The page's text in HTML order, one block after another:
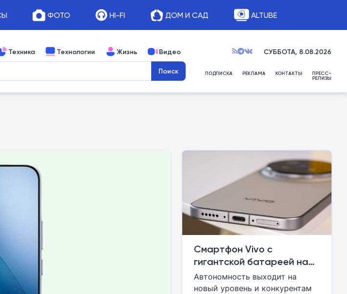
ФОТО HI-FI ДОМ И САД ALTUBE
Техника Технологии Жизнь Видео СУББОТА, 8.08.2026
ПОДПИСКА РЕКЛАМА КОНТАКТЫ ПРЕСС-
РЕЛИЗЫ
Смартфон Vivo с
гигантской батареей на
12000 мАч заставит
забыть о розетках
Автономность выходит на
новый уровень и конкурентам